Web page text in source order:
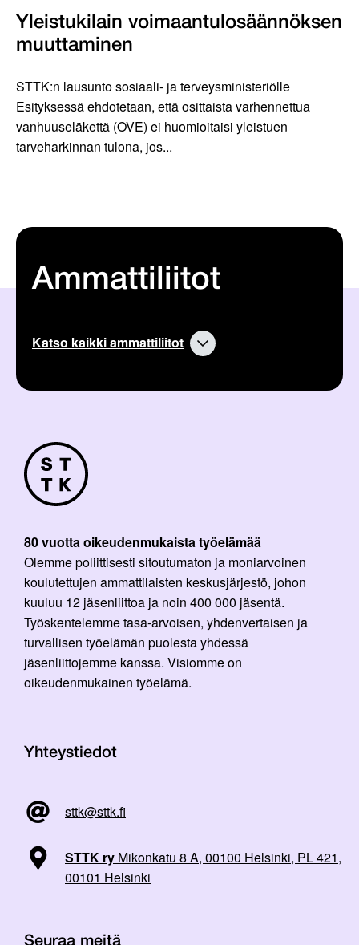
Yleistukilain voimaantulosäännöksen
muuttaminen
STTK:n lausunto sosiaali- ja terveysministeriölle
Esityksessä ehdotetaan, että osittaista varhennettua
vanhuuseläkettä (OVE) ei huomioitaisi yleistuen
tarveharkinnan tulona, jos...
Ammattiliitot
Katso kaikki ammattiliitot
80 vuotta oikeudenmukaista työelämää
Olemme poliittisesti sitoutumaton ja moniarvoinen
koulutettujen ammattilaisten keskusjärjestö, johon
kuuluu 12 jäsenliittoa ja noin 400 000 jäsentä.
Työskentelemme tasa-arvoisen, yhdenvertaisen ja
turvallisen työelämän puolesta yhdessä
jäsenliittojemme kanssa. Visiomme on
oikeudenmukainen työelämä.
Yhteystiedot
sttk@sttk.fi
STTK ry Mikonkatu 8 A, 00100 Helsinki, PL 421,
00101 Helsinki
Seuraa meitä